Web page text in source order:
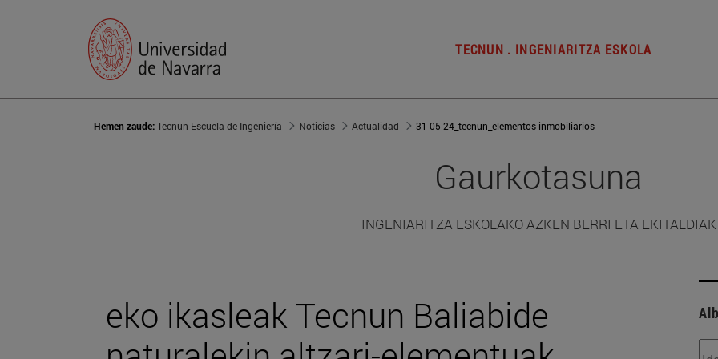
TECNUN . INGENIARITZA ESKOLA
Hemen zaude:Tecnun Escuela de Ingeniería Noticias Actualidad 31-05-24_tecnun_elementos-inmobiliarios
Gaurkotasuna
INGENIARITZA ESKOLAKO AZKEN BERRI ETA EKITALDIAK
eko ikasleak Tecnun Baliabide